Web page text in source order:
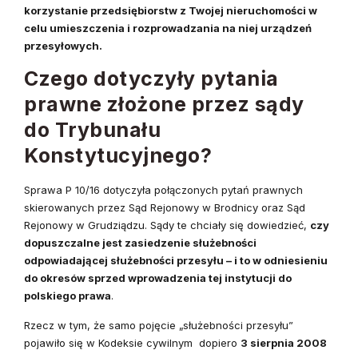
korzystanie przedsiębiorstw z Twojej nieruchomości w
celu umieszczenia i rozprowadzania na niej urządzeń
przesyłowych.
Czego dotyczyły pytania
prawne złożone przez sądy
do Trybunału
Konstytucyjnego?
Sprawa P 10/16 dotyczyła połączonych pytań prawnych
skierowanych przez Sąd Rejonowy w Brodnicy oraz Sąd
Rejonowy w Grudziądzu. Sądy te chciały się dowiedzieć, czy
dopuszczalne jest zasiedzenie służebności
odpowiadającej służebności przesyłu – i to w odniesieniu
do okresów sprzed wprowadzenia tej instytucji do
polskiego prawa.
Rzecz w tym, że samo pojęcie „służebności przesyłu”
pojawiło się w Kodeksie cywilnym dopiero 3 sierpnia 2008